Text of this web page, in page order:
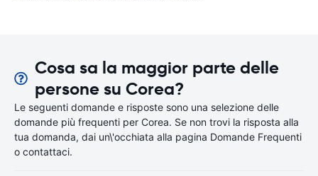
Cosa sa la maggior parte delle
persone su Corea?
Le seguenti domande e risposte sono una selezione delle
domande più frequenti per Corea. Se non trovi la risposta alla
tua domanda, dai un\'occhiata alla pagina Domande Frequenti
o contattaci.